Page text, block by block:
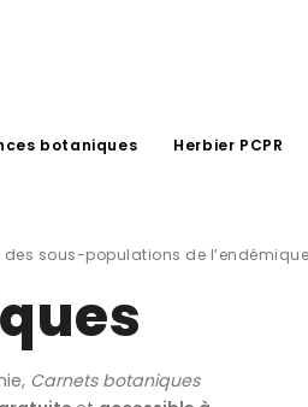
botaniques Herbier PCPR
des sous-populations de
Carnets botaniques